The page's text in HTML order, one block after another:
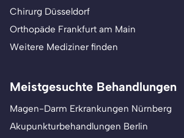
Chirurg Düsseldorf
Orthopäde Frankfurt am Main
Weitere Mediziner finden
Meistgesuchte Behandlungen
Magen-Darm Erkrankungen Nürnberg
Akupunkturbehandlungen Berlin